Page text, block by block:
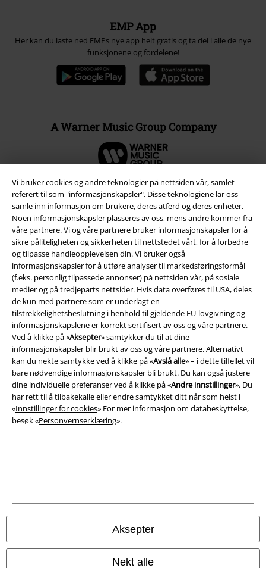
Vi bruker cookies og andre teknologier på nettsiden vår, samlet
referert til som "informasjonskapsler". Disse teknologiene lar oss
samle inn informasjon om brukere, deres atferd og deres enheter.
Noen informasjonskapsler plasseres av oss, mens andre kommer fra
våre partnere. Vi og våre partnere bruker informasjonskapsler for å
sikre påliteligheten og sikkerheten til nettstedet vårt, for å forbedre
og tilpasse handleopplevelsen din. Vi bruker også
informasjonskapsler for å utføre analyser til markedsføringsformål
(f.eks. personlig tilpassede annonser) på nettsiden vår, på sosiale
medier og på tredjeparts nettsider. Hvis data overføres til USA, deles
de kun med partnere som er underlagt en
tilstrekkelighetsbeslutning i henhold til gjeldende EU-lovgivning og
informasjonskapslene er korrekt sertifisert av oss og våre partnere.
Ved å klikke på «Aksepter» samtykker du til at dine
informasjonskapsler blir brukt av oss og våre partnere. Alternativt
kan du nekte samtykke ved å klikke på «Avslå alle» – i dette tilfellet vil
bare nødvendige informasjonskapsler bli brukt. Du kan også justere
dine individuelle preferanser ved å klikke på «Andre innstillinger». Du
har rett til å tilbakekalle eller endre samtykket ditt når som helst i
«Innstillinger for cookies» For mer informasjon om databeskyttelse,
besøk «Personvernserklæring».
Aksepter
Nekt alle
EMP App
Her kan du laste ned EMPs nye app helt gratis og ta del i alle de nye
funksjonene og fordelene!
A Warner Music Group Company
Juridisk informasjon/Vilkår
Vilkår
Impressum
Konfidensialitetserklæring
Avfallshåndtering og miljøbeskyttelse
Samsvarserklæring
© 1986-2026 E.M.P. Merchandising HGmbH